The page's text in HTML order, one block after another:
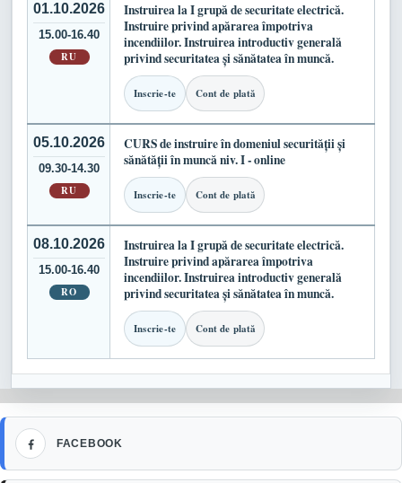
01.10.2026
15.00-16.40
RU
Instruirea la I grupă de securitate electrică.
Instruire privind apărarea împotriva
incendiilor. Instruirea introductiv generală
privind securitatea și sănătatea în muncă.
Inscrie-te Cont de plată
05.10.2026
09.30-14.30
RU
CURS de instruire în domeniul securității și
sănătății în muncă niv. I - online
Inscrie-te Cont de plată
08.10.2026
15.00-16.40
RO
Instruirea la I grupă de securitate electrică.
Instruire privind apărarea împotriva
incendiilor. Instruirea introductiv generală
privind securitatea și sănătatea în muncă.
Inscrie-te Cont de plată
FACEBOOK
Facebook